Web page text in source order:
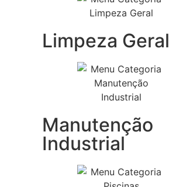
Limpeza Geral
Manutenção
Industrial